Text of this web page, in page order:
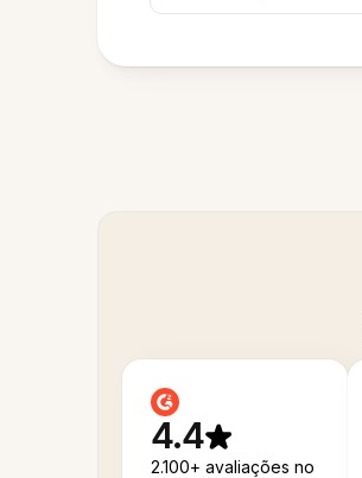
4.4
2.100+ avaliações no